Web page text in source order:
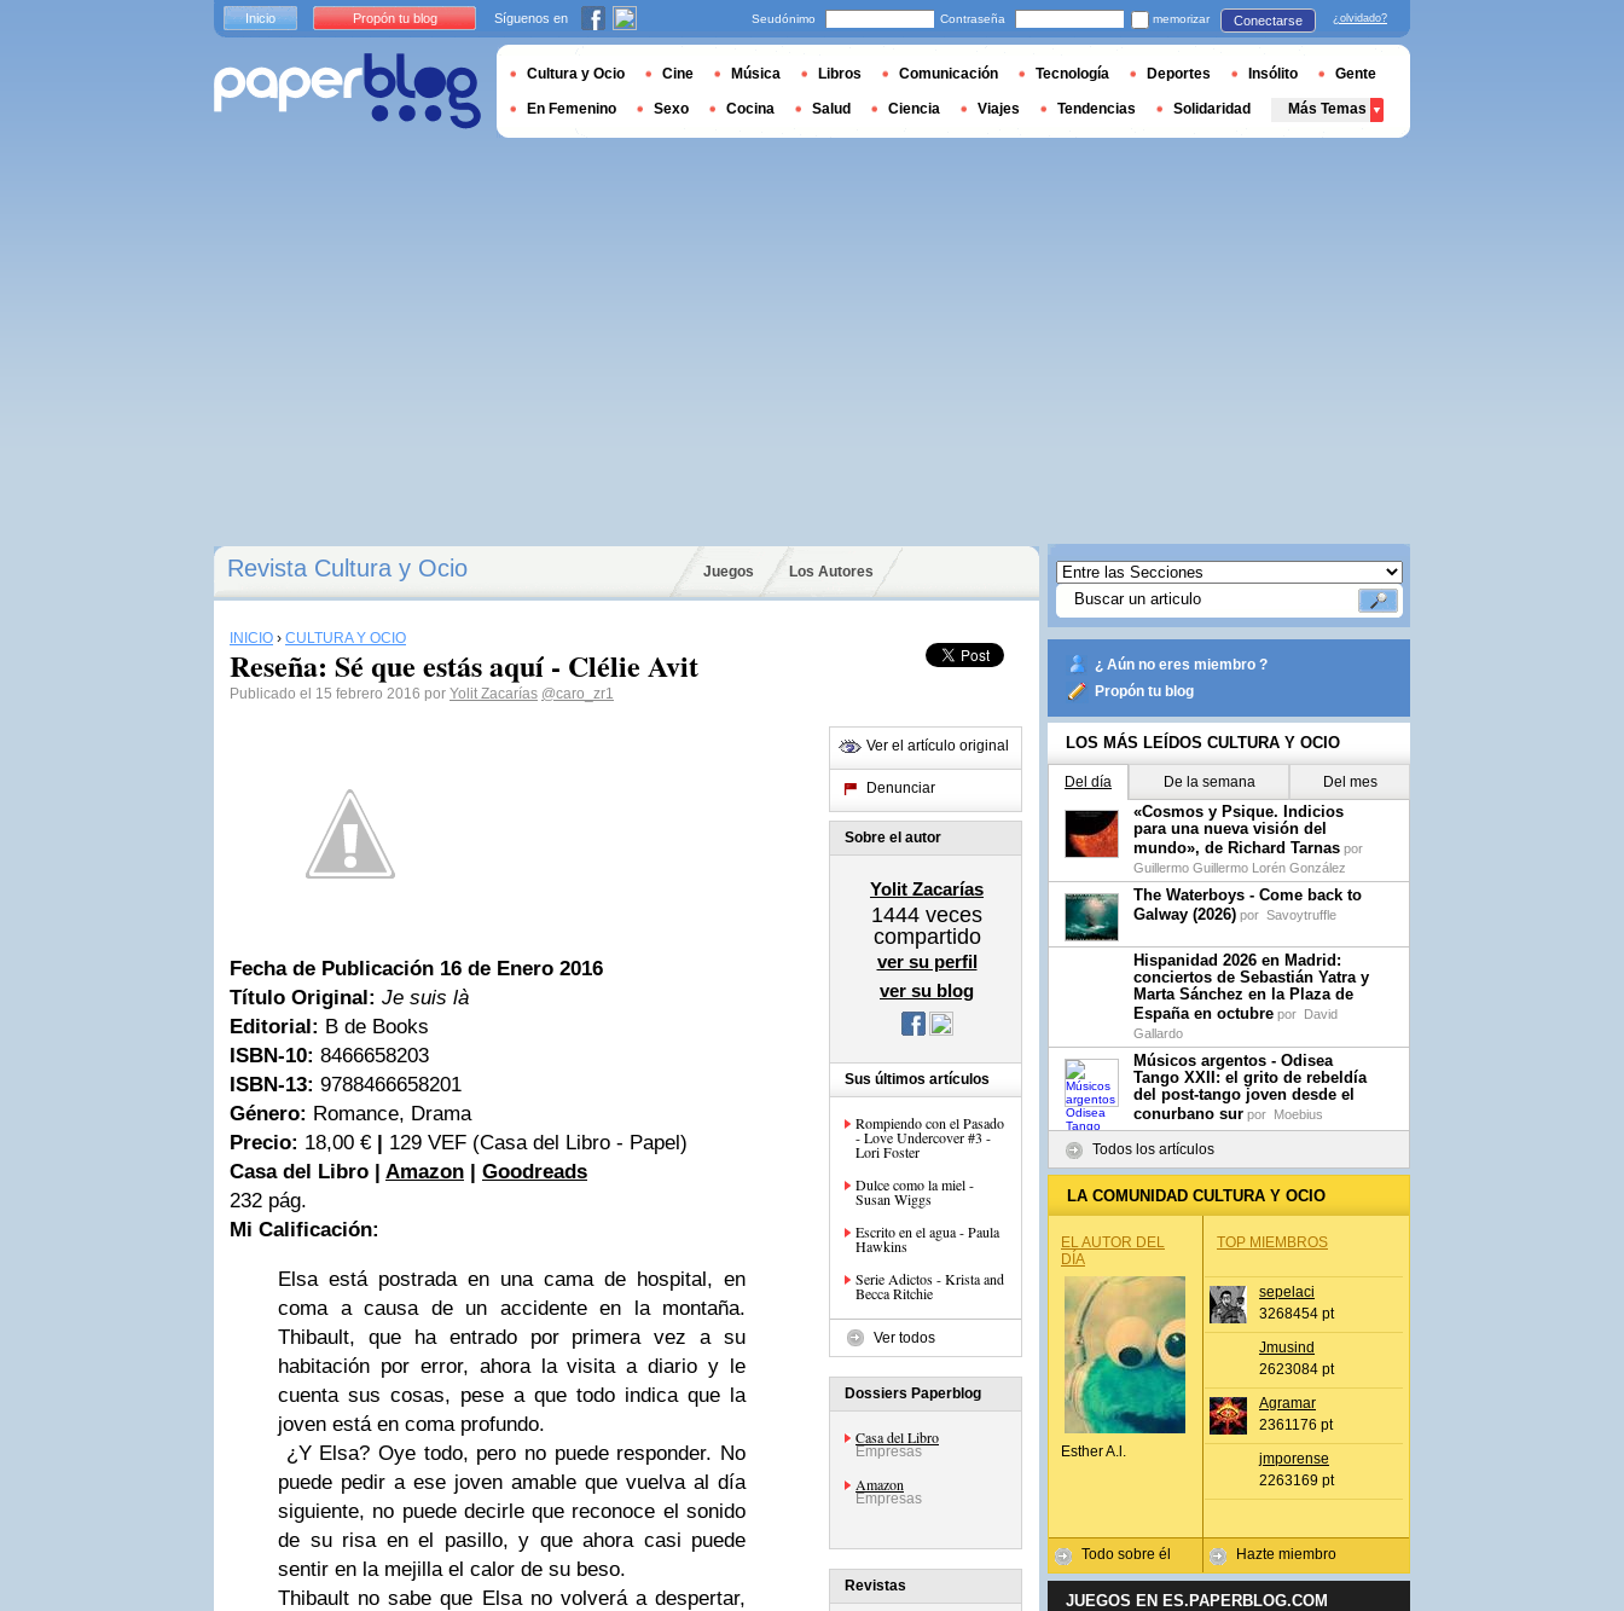
Revista Cultura y Ocio Juegos Los Autores
INICIO › CULTURA Y OCIO
Reseña: Sé que estás aquí - Clélie Avit
Publicado el 15 febrero 2016 por Yolit Zacarías @caro_zr1
Fecha de Publicación 16 de Enero 2016
Título Original: Je suis là
Editorial: B de Books
ISBN-10: 8466658203
ISBN-13: 9788466658201
Género: Romance, Drama
Precio: 18,00 € | 129 VEF (Casa del Libro - Papel)
Casa del Libro | Amazon | Goodreads
232 pág.
Mi Calificación:
Elsa está postrada en una cama de hospital, en
coma a causa de un accidente en la montaña.
Thibault, que ha entrado por primera vez a su
habitación por error, ahora la visita a diario y le
cuenta sus cosas, pese a que todo indica que la
joven está en coma profundo.
¿Y Elsa? Oye todo, pero no puede responder. No
puede pedir a ese joven amable que vuelva al día
siguiente, no puede decirle que reconoce el sonido
de su risa en el pasillo, y que ahora casi puede
sentir en la mejilla el calor de su beso.
Thibault no sabe que Elsa no volverá a despertar,
Ver el artículo original
Denunciar
Sobre el autor
Yolit Zacarías
1444 veces
compartido
ver su perfil
ver su blog
Sus últimos artículos
Rompiendo con el Pasado
- Love Undercover #3 -
Lori Foster
Dulce como la miel -
Susan Wiggs
Escrito en el agua - Paula
Hawkins
Serie Adictos - Krista and
Becca Ritchie
Ver todos
Dossiers Paperblog
Casa del Libro
Empresas
Amazon
Empresas
Revistas
¿ Aún no eres miembro ?
Propón tu blog
LOS MÁS LEÍDOS CULTURA Y OCIO
Del día De la semana Del mes
«Cosmos y Psique. Indicios
para una nueva visión del
mundo», de Richard Tarnas por
Guillermo Guillermo Lorén González
The Waterboys - Come back to
Galway (2026) por Savoytruffle
Hispanidad 2026 en Madrid:
conciertos de Sebastián Yatra y
Marta Sánchez en la Plaza de
España en octubre por David
Gallardo
Músicos argentos - Odisea
Tango XXII: el grito de rebeldía
del post-tango joven desde el
conurbano sur por Moebius
Todos los artículos
LA COMUNIDAD CULTURA Y OCIO
EL AUTOR DEL
DÍA
Esther A.l.
Todo sobre él
TOP MIEMBROS
sepelaci
3268454 pt
Jmusind
2623084 pt
Agramar
2361176 pt
jmporense
2263169 pt
Hazte miembro
JUEGOS EN ES.PAPERBLOG.COM
Inicio Propón tu blog Síguenos en Seudónimo Contraseña memorizar Conectarse ¿olvidado?
Cultura y Ocio Cine Música Libros Comunicación Tecnología Deportes Insólito Gente
En Femenino Sexo Cocina Salud Ciencia Viajes Tendencias Solidaridad Más Temas